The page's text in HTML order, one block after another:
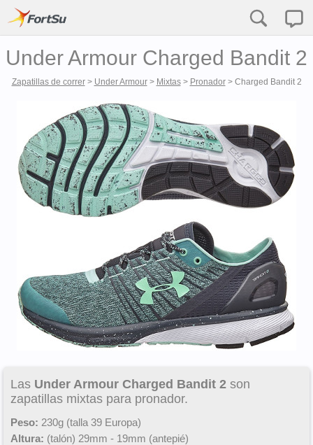
Under Armour Charged Bandit 2
Zapatillas de correr> Under Armour> Mixtas> Pronador> Charged Bandit 2
Las Under Armour Charged Bandit 2 son
zapatillas mixtas para pronador.
Peso: 230g (talla 39 Europa)
Altura: (talón) 29mm - 19mm (antepié)